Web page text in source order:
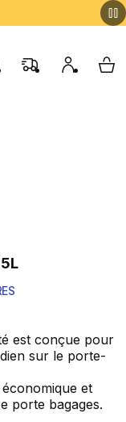
nous
FAQ Mon My
est conçue pour
sur le porte-
et
porte bagages.